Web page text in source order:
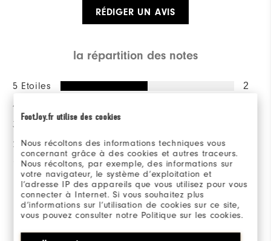
FootJoy.fr utilise des cookies
Nous récoltons des informations techniques vous
concernant grâce à des cookies et autres traceurs.
Nous récoltons, par exemple, des informations sur
votre navigateur, le système d’exploitation et
l’adresse IP des appareils que vous utilisez pour vous
connecter à Internet. Si vous souhaitez plus
d’informations sur l’utilisation de cookies sur ce site,
vous pouvez consulter notre Politique sur les cookies.
RÉDIGER UN AVIS
la répartition des notes
5 Etoiles 2
4 Etoiles
3 Etoiles
2 Etoiles
1 Etoile
100%
des répondants
recommanderaient à un ami